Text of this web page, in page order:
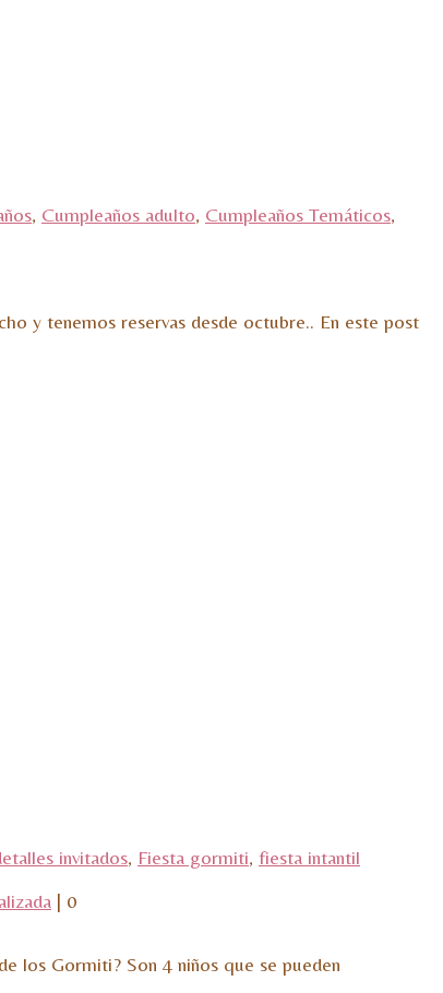
, Cumpleaños adulto, Cumpleaños Temáticos,
y tenemos reservas desde octubre.. En este post
invitados, Fiesta gormiti, fiesta intantil
| 0
los Gormiti? Son 4 niños que se pueden